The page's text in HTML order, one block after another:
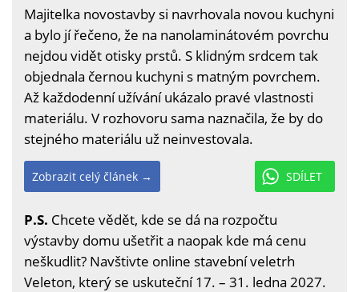
Majitelka novostavby si navrhovala novou kuchyni
a bylo jí řečeno, že na nanolaminátovém povrchu
nejdou vidět otisky prstů. S klidným srdcem tak
objednala černou kuchyni s matným povrchem.
Až každodenní užívání ukázalo pravé vlastnosti
materiálu. V rozhovoru sama naznačila, že by do
stejného materiálu už neinvestovala.
SDÍLET
Zobrazit celý článek →
P.S. Chcete vědět, kde se dá na rozpočtu
výstavby domu ušetřit a naopak kde má cenu
neškudlit? Navštivte online stavební veletrh
Veleton, který se uskuteční 17. – 31. ledna 2027.